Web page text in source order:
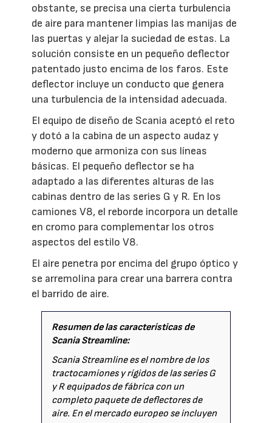
obstante, se precisa una cierta turbulencia
de aire para mantener limpias las manijas de
las puertas y alejar la suciedad de estas. La
solución consiste en un pequeño deflector
patentado justo encima de los faros. Este
deflector incluye un conducto que genera
una turbulencia de la intensidad adecuada.
El equipo de diseño de Scania aceptó el reto
y dotó a la cabina de un aspecto audaz y
moderno que armoniza con sus líneas
básicas. El pequeño deflector se ha
adaptado a las diferentes alturas de las
cabinas dentro de las series G y R. En los
camiones V8, el reborde incorpora un detalle
en cromo para complementar los otros
aspectos del estilo V8.
El aire penetra por encima del grupo óptico y
se arremolina para crear una barrera contra
el barrido de aire.
Resumen de las características de
Scania Streamline:
Scania Streamline es el nombre de los
tractocamiones y rígidos de las series G
y R equipados de fábrica con un
completo paquete de deflectores de
aire. En el mercado europeo se incluyen